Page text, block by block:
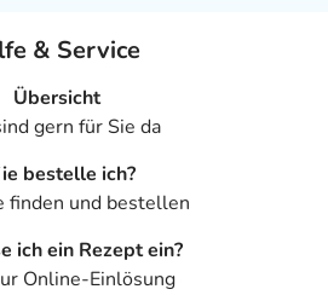
& Service
Übersicht
gern für Sie da
bestelle ich?
finden und bestellen
ich ein Rezept ein?
Online-Einlösung